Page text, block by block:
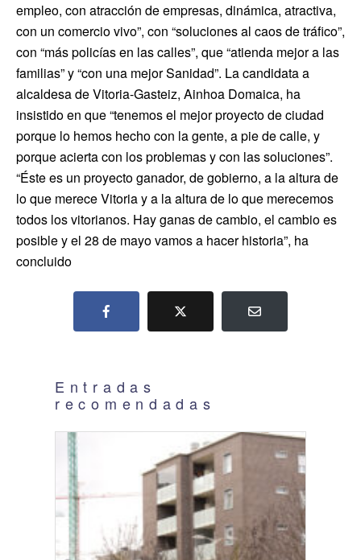
empleo, con atracción de empresas, dinámica, atractiva,
con un comercio vivo”, con “soluciones al caos de tráfico”,
con “más policías en las calles”, que “atienda mejor a las
familias” y “con una mejor Sanidad”. La candidata a
alcaldesa de Vitoria-Gasteiz, Ainhoa Domaica, ha
insistido en que “tenemos el mejor proyecto de ciudad
porque lo hemos hecho con la gente, a pie de calle, y
porque acierta con los problemas y con las soluciones”.
“Éste es un proyecto ganador, de gobierno, a la altura de
lo que merece Vitoria y a la altura de lo que merecemos
todos los vitorianos. Hay ganas de cambio, el cambio es
posible y el 28 de mayo vamos a hacer historia”, ha
concluido
Entradas
recomendadas